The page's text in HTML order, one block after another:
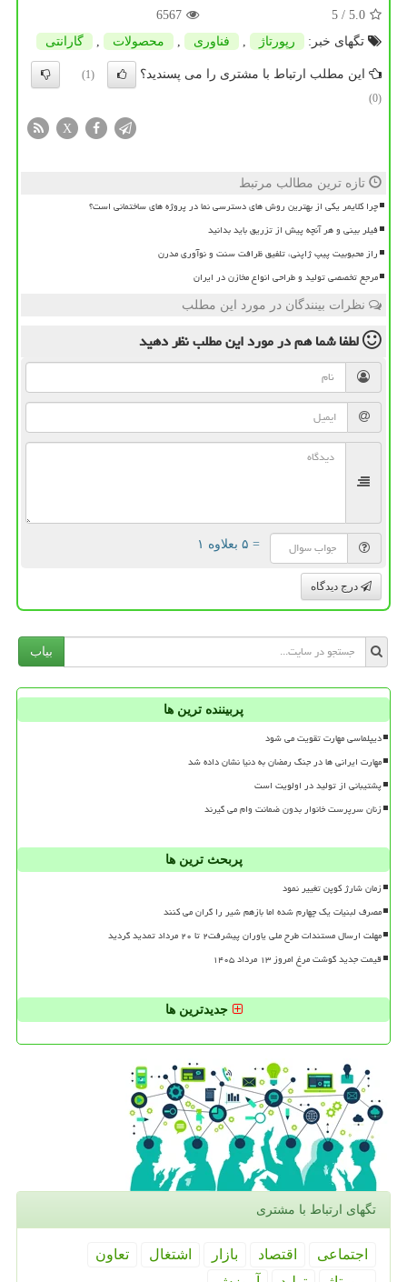
5.0
/ 5
6567
تگهای خبر:
رپورتاژ فناوری محصولات گارانتی
این مطلب ارتباط با مشتری را می پسندید؟
(1)
(0)
X
تازه ترین مطالب مرتبط
چرا کلایمر یکی از بهترین روش های دسترسی نما در پروژه های ساختمانی است؟
فیلر بینی و هر آنچه پیش از تزریق باید بدانید
راز محبوبیت پیپ ژاپنی، تلفیق ظرافت سنت و نوآوری مدرن
مرجع تخصصی تولید و طراحی انواع مخازن در ایران
نظرات بینندگان در مورد این مطلب
لطفا شما همدر مورد این مطلبنظر دهید
= ۵ بعلاوه ۱
درج دیدگاه
بیاب
پربیننده ترین ها
دیپلماسی مهارت تقویت می شود
مهارت ایرانی ها در جنگ رمضان به دنیا نشان داده شد
پشتیبانی از تولید در اولویت است
زنان سرپرست خانوار بدون ضمانت وام می گیرند
پربحث ترین ها
زمان شارژ کوپن تغییر نمود
مصرف لبنیات یک چهارم شده اما بازهم شیر را گران می کنند
مهلت ارسال مستندات طرح ملی یاوران پیشرفت۲ تا ۲۰ مرداد تمدید گردید
قیمت جدید گوشت مرغ امروز ۱۳ مرداد ۱۴۰۵
جدیدترین ها
تگهای ارتباط با مشتری
اجتماعی اقتصاد بازار اشتغال
تعاون